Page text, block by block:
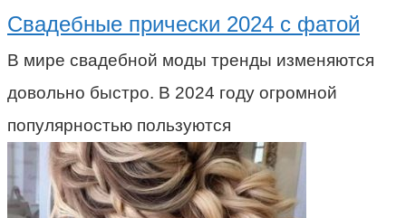
Свадебные прически 2024 с фатой
В мире свадебной моды тренды изменяются
довольно быстро. В 2024 году огромной
популярностью пользуются